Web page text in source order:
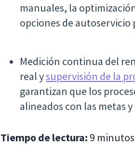
manuales, la
opciones de autoservicio
Medición continua del
real ysupervisión de la
garantizan que los
alineados con las metas
Tiempo de lectura: 9 minutos